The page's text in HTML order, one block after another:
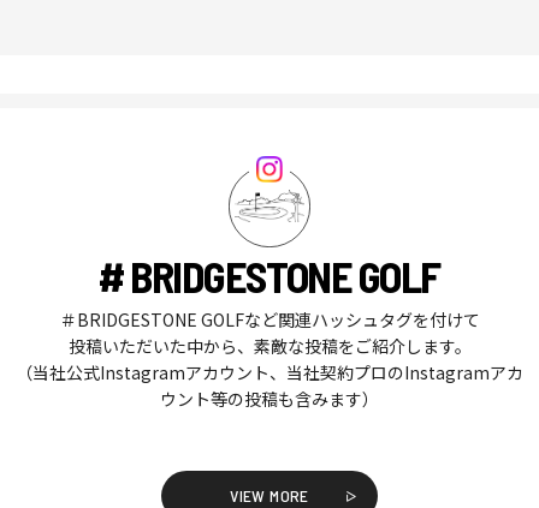
# BRIDGESTONE GOLF
＃BRIDGESTONE GOLFなど関連ハッシュタグを付けて
投稿いただいた中から、素敵な投稿をご紹介します。
（当社公式Instagramアカウント、当社契約プロのInstagramアカ
ウント等の投稿も含みます）
VIEW MORE